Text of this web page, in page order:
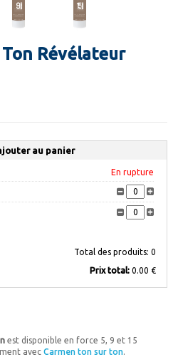
Révélateur
au panier
En rupture
Total des produits: 0
Prix ​​total: 0.00 €
est disponible en force 5, 9 et 15
avec Carmen ton sur ton.